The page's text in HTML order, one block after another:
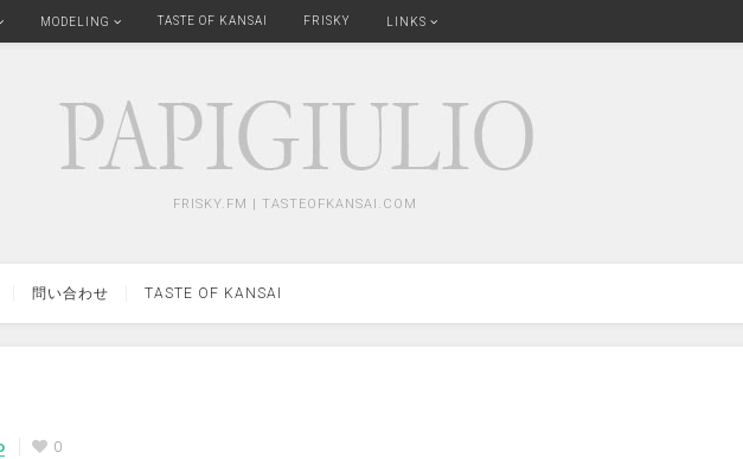
MODELING TASTE OF KANSAI FRISKY LINKS
FRISKY.FM | TASTEOFKANSAI.COM
問い合わせ TASTE OF KANSAI
0